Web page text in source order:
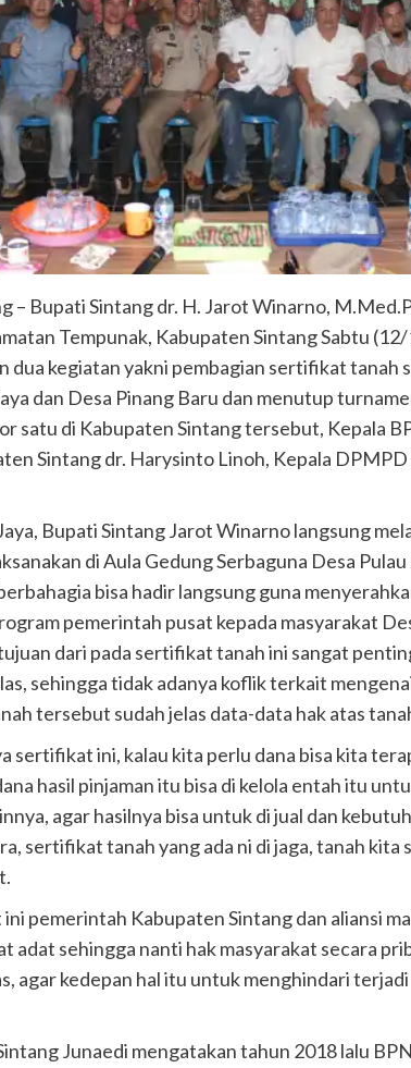
– Bupati Sintang dr. H. Jarot Winarno,
Tempunak, Kabupaten Sintang Sabtu
dua kegiatan yakni pembagian sertifikat tanah
dan Desa Pinang Baru dan menutup
satu di Kabupaten Sintang tersebut, Kepala
Sintang dr. Harysinto Linoh, Kepala
Bupati Sintang Jarot Winarno langsung
di Aula Gedung Serbaguna Desa
bisa hadir langsung guna
pemerintah pusat kepada masyarakat
dari pada sertifikat tanah ini sangat
sehingga tidak adanya koflik terkait
tersebut sudah jelas data-data hak atas
sertifikat ini, kalau kita perlu dana bisa kita
hasil pinjaman itu bisa di kelola entah itu
agar hasilnya bisa untuk di jual dan
sertifikat tanah yang ada ni di jaga, tanah kita
pemerintah Kabupaten Sintang dan aliansi
adat sehingga nanti hak masyarakat secara
agar kedepan hal itu untuk menghindari
Junaedi mengatakan tahun 2018 lalu